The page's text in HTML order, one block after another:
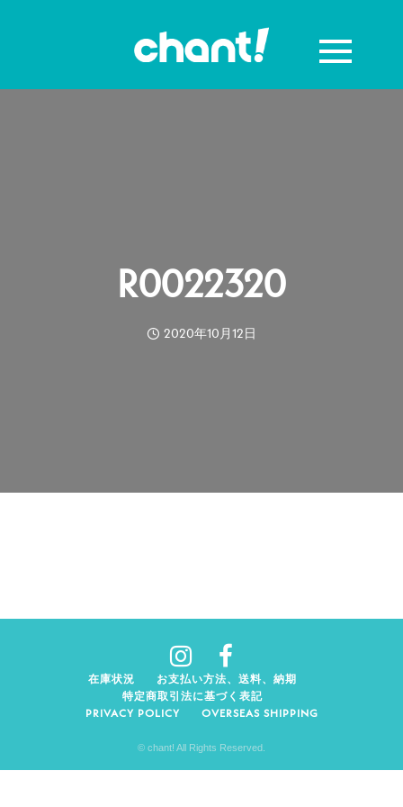
R0022320
2020年10月12日
在庫状況
お支払い方法、送料、納期
特定商取引法に基づく表記
PRIVACY POLICY
OVERSEAS SHIPPING
© chant! All Rights Reserved.